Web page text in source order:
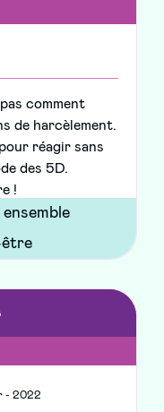
comment
de harcèlement.
réagir sans
des 5D.
!
- 2022